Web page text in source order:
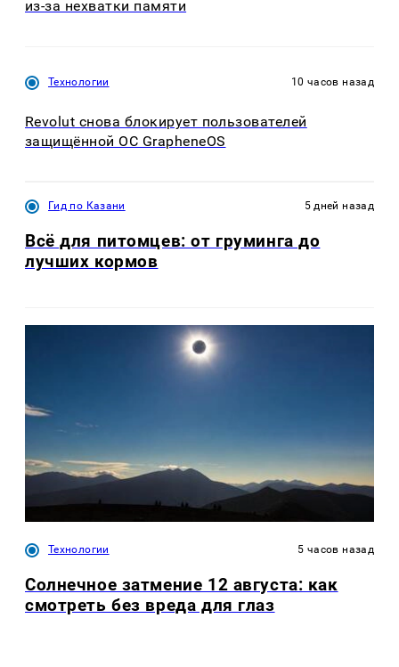
из-за нехватки памяти
Технологии 10 часов назад
Revolut снова блокирует пользователей
защищённой ОС GrapheneOS
Гид по Казани 5 дней назад
Всё для питомцев: от груминга до
лучших кормов
Технологии 5 часов назад
Солнечное затмение 12 августа: как
смотреть без вреда для глаз